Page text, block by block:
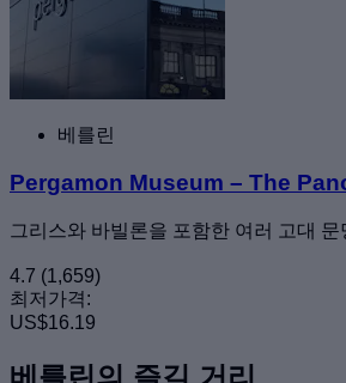
베를린
Pergamon Museum – The
그리스와 바빌론을 포함한 여러 고대
4.7 (1,659)
최저가격:
US$16.19
베를린의 즐길 거리